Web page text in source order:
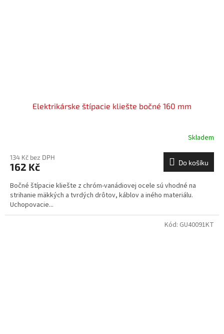
Elektrikárske štípacie kliešte bočné 160 mm
Skladem
134 Kč bez DPH
162 Kč Do košíku
Bočné štípacie kliešte z chróm-vanádiovej ocele sú vhodné na
strihanie mäkkých a tvrdých drôtov, káblov a iného materiálu.
Uchopovacie...
Kód: GU40091KT